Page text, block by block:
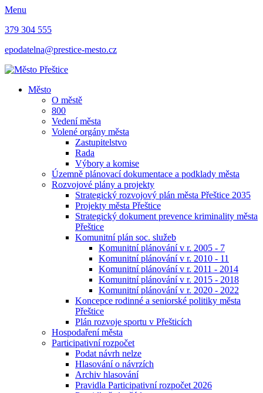
Menu
379 304 555
epodatelna@prestice-mesto.cz
Město
O městě
800
Vedení města
Volené orgány města
Zastupitelstvo
Rada
Výbory a komise
Územně plánovací dokumentace a podklady města
Rozvojové plány a projekty
Strategický rozvojový plán města Přeštice 2035
Projekty města Přeštice
Strategický dokument prevence kriminality města
Přeštice
Komunitní plán soc. služeb
Komunitní plánování v r. 2005 - 7
Komunitní plánování v r. 2010 - 11
Komunitní plánování v r. 2011 - 2014
Komunitní plánování v r. 2015 - 2018
Komunitní plánování v r. 2020 - 2022
Koncepce rodinné a seniorské politiky města
Přeštice
Plán rozvoje sportu v Přešticích
Hospodaření města
Participativní rozpočet
Podat návrh nelze
Hlasování o návrzích
Archiv hlasování
Pravidla Participativní rozpočet 2026